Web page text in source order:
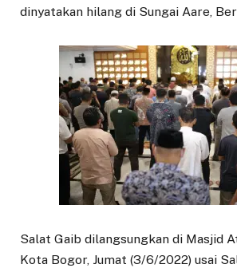
dinyatakan hilang di Sungai Aare,
Salat Gaib dilangsungkan di Masjid
Kota Bogor, Jumat (3/6/2022) usai